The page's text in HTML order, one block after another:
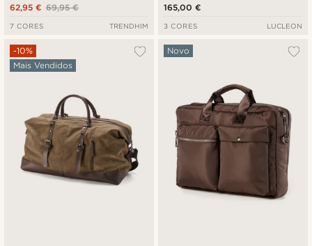
69,95 €
62,95 €
7 CORES TRENDHIM
165,00 €
3 CORES LUCLEON
-10%
Mais Vendidos
Novo